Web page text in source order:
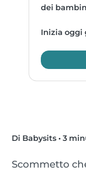
dei
Inizia oggi
Di Babysits • 3
Scommetto